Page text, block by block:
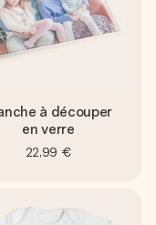
à découper
en verre
22,99 €